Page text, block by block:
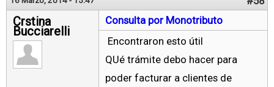
Crstina
Bucciarelli
Consulta por Monotributo
Encontraron esto útil
QUé trámite debo hacer para
poder facturar a clientes de